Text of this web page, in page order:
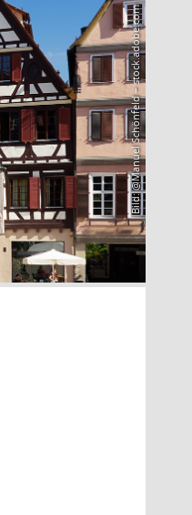
Bild: @Manuel Schönfeld – stock.adobe.com